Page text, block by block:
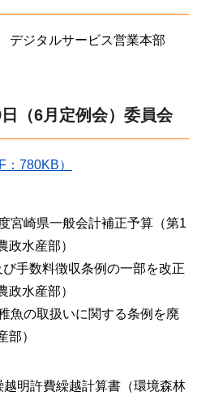
デジタルサービス営業本部
（6月定例会）委員会
780KB）
宮崎県一般会計補正予算（第1
政水産部）
び手数料徴収条例の一部を改正
政水産部）
魚の取扱いに関する条例を廃
部）
越明許費繰越計算書（環境森林